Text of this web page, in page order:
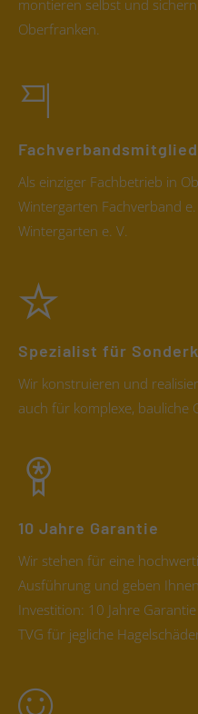
montieren selbst und
Oberfranken.
Fachverbandsmitglied
Als einziger Fachbetrieb in
Wintergarten Fachverband
Wintergarten e. V.
Spezialist für
Wir konstruieren und
auch für komplexe, bauliche
10 Jahre Garantie
Wir stehen für eine
Ausführung und geben
Investition: 10 Jahre
TVG für jegliche